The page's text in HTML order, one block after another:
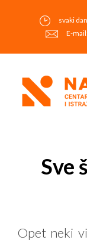
svaki dan,
E-
Sve
Opet neki